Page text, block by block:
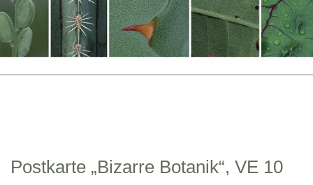
Postkarte „Bizarre Botanik“, VE 10